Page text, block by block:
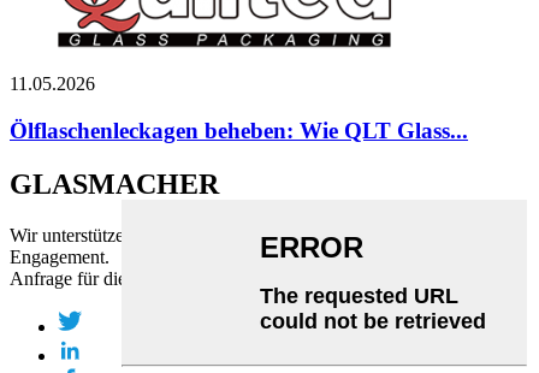
11.05.2026
Ölflaschenleckagen beheben: Wie QLT Glass...
GLASMACHER
Wir unterstützen Sie mit modernster Handwerkskunst und echtem
Engagement.
Anfrage für die Preisliste